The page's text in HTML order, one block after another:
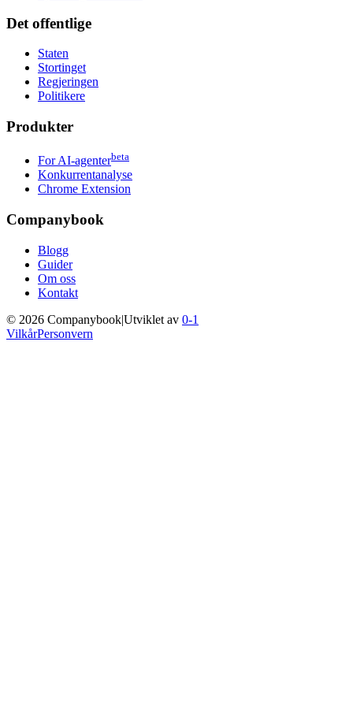
Det offentlige
Staten
Stortinget
Regjeringen
Politikere
Produkter
For AI-agenterbeta
Konkurrentanalyse
Chrome Extension
Companybook
Blogg
Guider
Om oss
Kontakt
© 2026 Companybook|Utviklet av 0-1
VilkårPersonvern